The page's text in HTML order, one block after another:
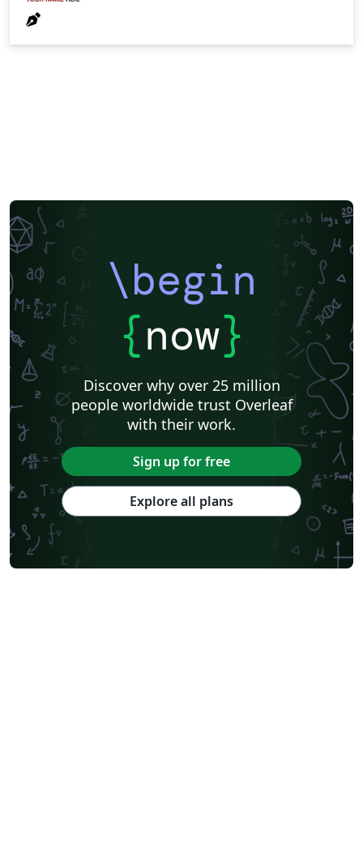
\begin
{now}
Discover why over 25 million
people worldwide trust Overleaf
with their work.
Sign up for free
Explore all plans